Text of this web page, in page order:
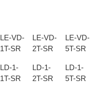
LE-VD-
1T-SR
LE-VD-
2T-SR
LE-VD-
5T-SR
LD-1-
1T-SR
LD-1-
2T-SR
LD-1-
5T-SR